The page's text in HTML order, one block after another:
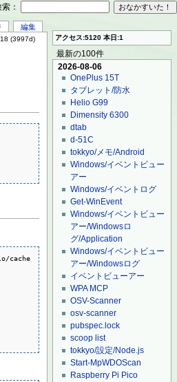
編集
(3997d)
cache
アクセス:5120 本日:1
最新の100件
2026-08-06
OnePlus 15T
タブレット/防水
Helio G99
Dimensity 6300
dtab
d-51C
tokkyo/メモ/Android
Windows/イベントビュー
アー
Windows/イベントログ
Get-WinEvent
Windows/イベントビュー
アー/Windowsロ
グ/Application
Windows/イベントビュー
アー/Windowsログ
イベントビューアー
WPA MCP
OSV-Scanner
osv-scanner
pubspec.lock
scoop list
tokkyo/設定/Node.js
Start-MpWDOScan
Raspberry Pi Pico
：